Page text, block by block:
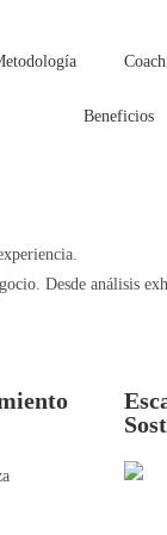
Beneficios
Desde análisis